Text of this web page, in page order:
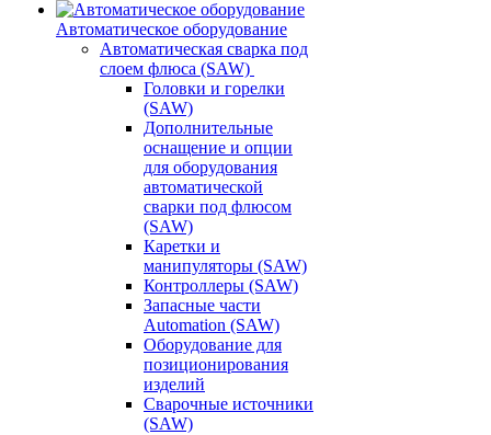
Автоматическое оборудование
Автоматическая сварка под
слоем флюса (SAW)
Головки и горелки
(SAW)
Дополнительные
оснащение и опции
для оборудования
автоматической
сварки под флюсом
(SAW)
Каретки и
манипуляторы (SAW)
Контроллеры (SAW)
Запасные части
Automation (SAW)
Оборудование для
позиционирования
изделий
Сварочные источники
(SAW)